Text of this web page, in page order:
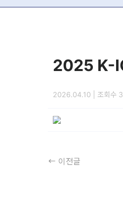
2025 K-
2026.04.10 | 조회수
이전글